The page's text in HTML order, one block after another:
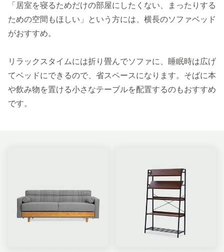
「居室を寝るためだけの部屋にしたくない、まったりする
ための空間もほしい」という方には、横長のソファベッド
がおすすめ。
リラックスタイムには折り畳んでソファに、睡眠時は広げ
てベッドにできるので、省スペースになります。そばに本
や飲み物を置ける小さなテーブルを配置するのもおすすめ
です。